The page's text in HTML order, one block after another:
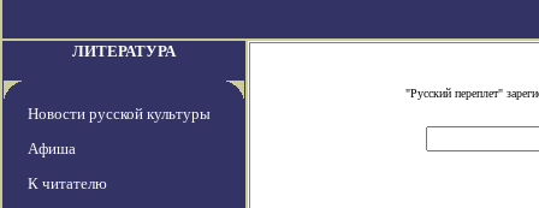
ЛИТЕРАТУРА
Новости русской культуры
Афиша
К читателю
"Русский переплет"